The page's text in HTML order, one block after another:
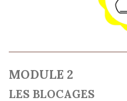
MODULE 2
LES BLOCAGES